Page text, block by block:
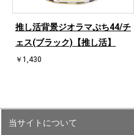
推し活背景ジオラマぷち44/チ
ェス(ブラック)【推し活】
￥1,430
当サイトについて